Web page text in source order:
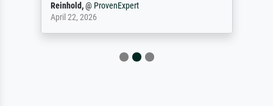
Reinhold,@ ProvenExpert
April 22, 2026